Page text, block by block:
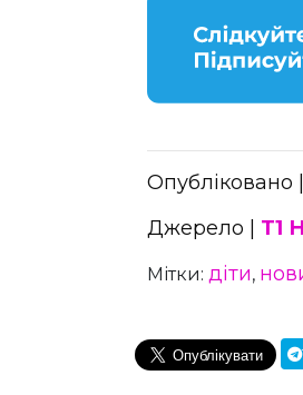
Опубліковано |
Джерело | Т1
Мітки: діти,